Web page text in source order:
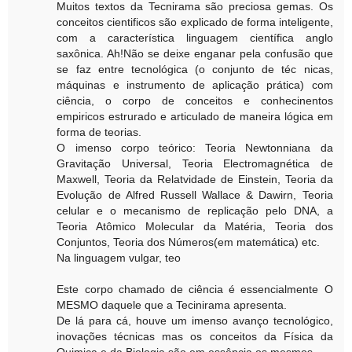
Muitos textos da Tecnirama são preciosa gemas. Os
conceitos cientificos são explicado de forma inteligente,
com a característica linguagem científica anglo
saxônica. Ah!Não se deixe enganar pela confusão que
se faz entre tecnológica (o conjunto de téc nicas,
máquinas e instrumento de aplicação prática) com
ciência, o corpo de conceitos e conhecinentos
empiricos estrurado e articulado de maneira lógica em
forma de teorias.
O imenso corpo teórico: Teoria Newtonniana da
Gravitação Universal, Teoria Electromagnética de
Maxwell, Teoria da Relatvidade de Einstein, Teoria da
Evolução de Alfred Russell Wallace & Dawirn, Teoria
celular e o mecanismo de replicação pelo DNA, a
Teoria Atômico Molecular da Matéria, Teoria dos
Conjuntos, Teoria dos Números(em matemática) etc.
Na linguagem vulgar, teo
Este corpo chamado de ciência é essencialmente O
MESMO daquele que a Tecinirama apresenta.
De lá para cá, houve um imenso avanço tecnológico,
inovações técnicas mas os conceitos da Física da